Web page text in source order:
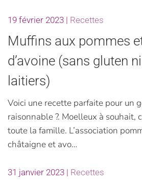
19 février 2023 | Recettes
Muffins aux pommes
d’avoine (sans gluten
laitiers)
Voici une recette parfaite pour un
raisonnable ?. Moelleux à souhait,
toute la famille. L’association
châtaigne et avo…
31 janvier 2023 | Recettes